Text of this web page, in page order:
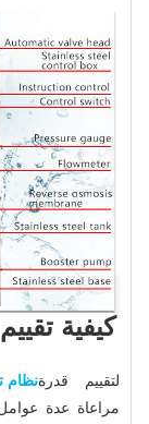
كيفية
لتقييم قدرةنظام
مراعاة عدة